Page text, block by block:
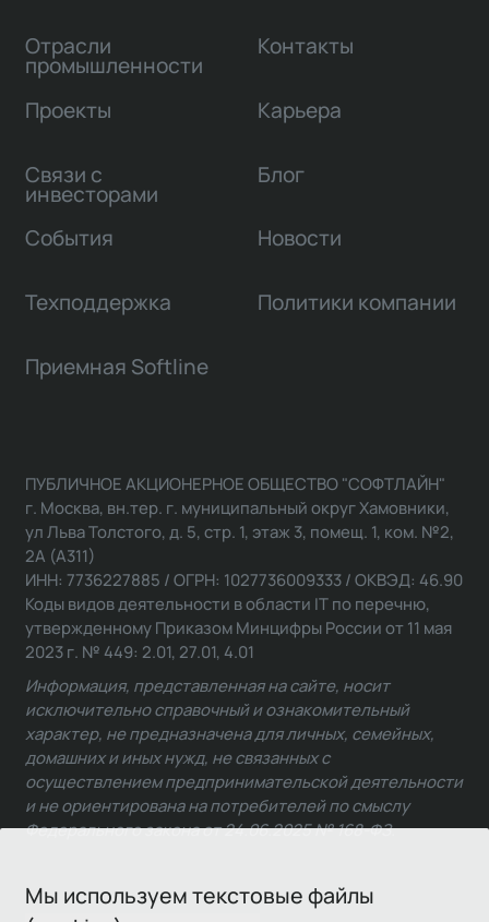
Мы используем текстовые файлы
Отрасли
промышленности
Проекты
Связи с
инвесторами
Контакты
Карьера
Блог
События Новости
Техподдержка Политики компании
Приемная Softline
ПУБЛИЧНОЕ АКЦИОНЕРНОЕ ОБЩЕСТВО "СОФТЛАЙН"
г. Москва, вн.тер. г. муниципальный округ Хамовники,
ул Льва Толстого, д. 5, стр. 1, этаж 3, помещ. 1, ком. №2,
2А (А311)
ИНН: 7736227885 / ОГРН: 1027736009333 / ОКВЭД: 46.90
Коды видов деятельности в области IT по перечню,
утвержденному Приказом Минцифры России от 11 мая
2023 г. № 449: 2.01, 27.01, 4.01
Информация, представленная на сайте, носит
исключительно справочный и ознакомительный
характер, не предназначена для личных, семейных,
домашних и иных нужд, не связанных с
осуществлением предпринимательской деятельности
и не ориентирована на потребителей по смыслу
Федерального закона от 24.06.2025 № 168-ФЗ.